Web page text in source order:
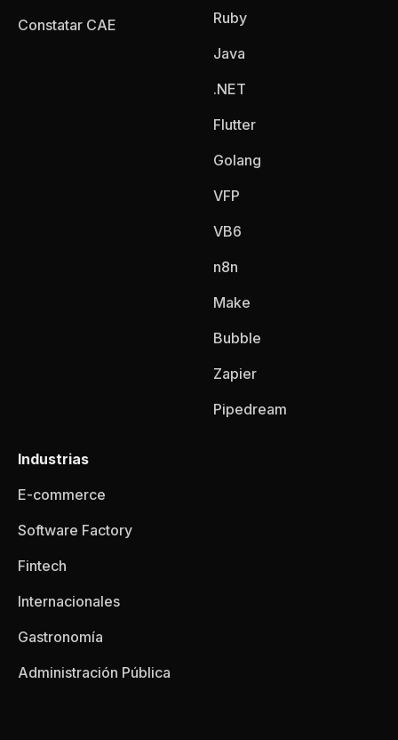
Constatar CAE
Ruby
Java
.NET
Flutter
Golang
VFP
VB6
n8n
Make
Bubble
Zapier
Pipedream
Industrias
E-commerce
Software Factory
Fintech
Internacionales
Gastronomía
Administración Pública